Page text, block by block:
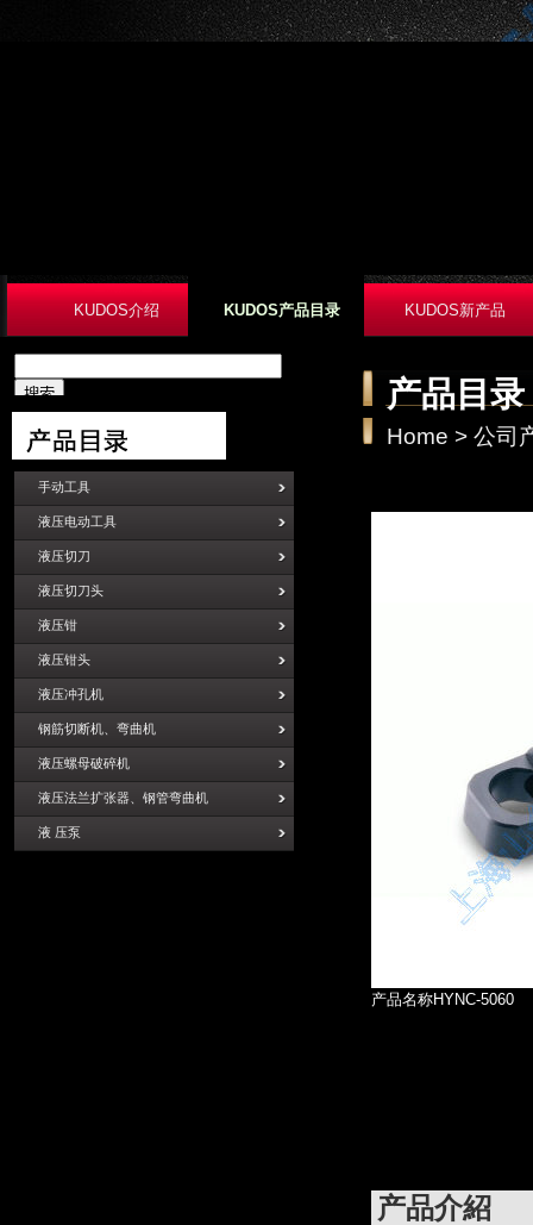
KUDOS介绍 KUDOS产品目录 KUDOS新产品
产品目录
Home > 公司
产品名称HYNC-5060
产品介紹
手动工具
液压电动工具
液压切刀
液压切刀头
液压钳
液压钳头
液压冲孔机
钢筋切断机、弯曲机
液压螺母破碎机
液压法兰扩张器、钢管弯曲机
液 压泵